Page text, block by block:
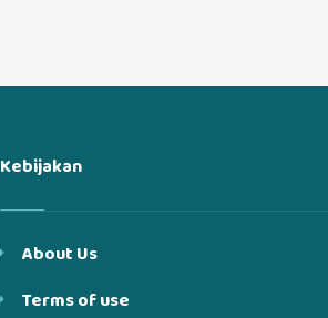
Kebijakan
About Us
Terms of use